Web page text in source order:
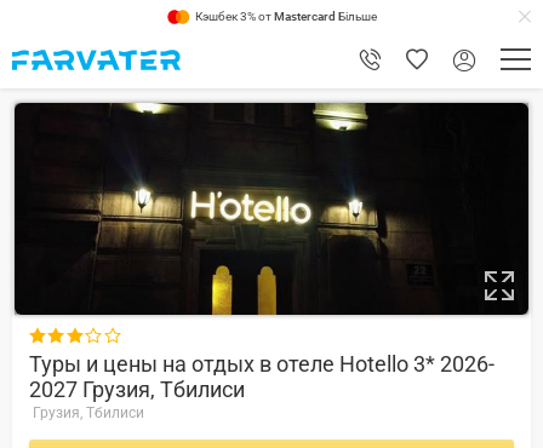
Кэшбек 3% отMastercard Більше

Туры и цены на отдых в отеле Hotello 3* 2026-
2027 Грузия, Тбилиси
Грузия, Тбилиси